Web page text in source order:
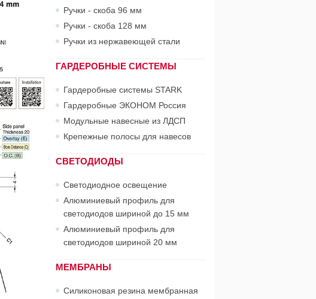
Ручки - скоба 96 мм
Ручки - скоба 128 мм
Ручки из нержавеющей стали
ГАРДЕРОБНЫЕ СИСТЕМЫ
Гардеробные системы STARK
Гардеробные ЭКОНОМ Россия
Модульные навесные из ЛДСП
Крепежные полосы для навесов
СВЕТОДИОДЫ
Светодиодное освещение
Алюминиевый профиль для
светодиодов шириной до 15 мм
Алюминиевый профиль для
светодиодов шириной 20 мм
МЕМБРАНЫ
Силиконовая резина мембранная